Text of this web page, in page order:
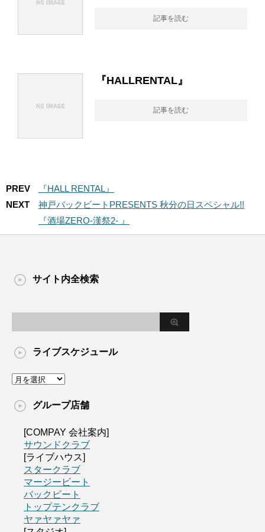
記事を読む
『HALLRENTAL』
記事を読む
PREV
『HALL RENTAL』
NEXT
神戸バックビートPRESENTS 秋分の日スペシャル!!
『酒場ZERO-漢祭2- 』
サイト内全検索
ライブスケジュール
グループ店舗
[COMPAY 会社案内]
サウンドクラブ
[ライブハウス]
スタークラブ
マージービート
バックビート
トップテンクラブ
ヤァヤァヤァ